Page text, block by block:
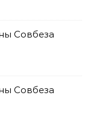
Совбеза
Совбеза